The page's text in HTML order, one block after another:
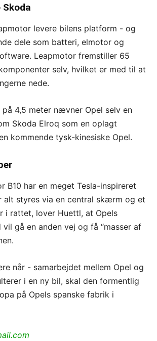
levere bilens platform - og
dele som batteri, elmotor og
Leapmotor fremstiller 65
selv, hvilket er med til at
nede.
4,5 meter nævner Opel selv en
Skoda Elroq som en oplagt
kommende tysk-kinesiske Opel.
B10 har en meget Tesla-inspireret
alt styres via en central skærm og et
i rattet, lover Huettl, at Opels
vil gå en anden vej og få “masser af
når - samarbejdet mellem Opel og
i en ny bil, skal den formentlig
på Opels spanske fabrik i